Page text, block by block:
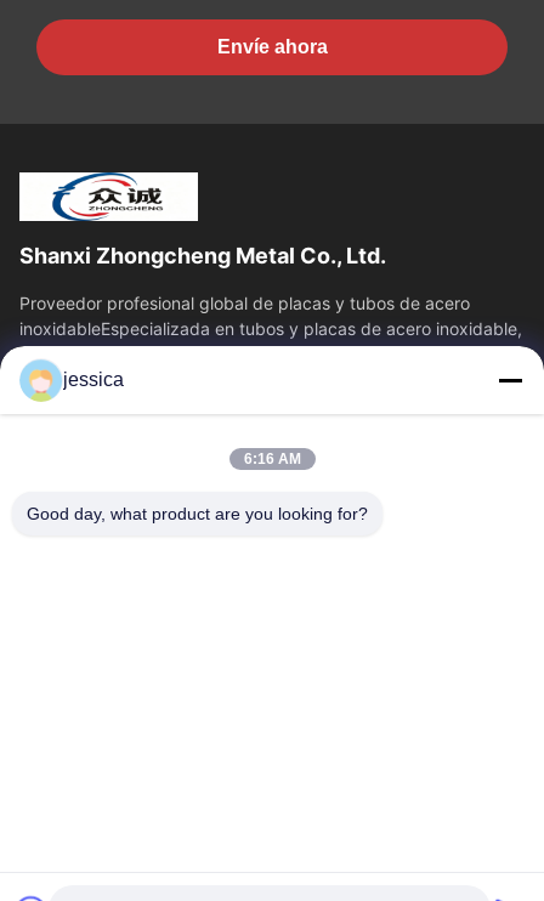
Envíe ahora
Shanxi Zhongcheng Metal Co., Ltd.
Proveedor profesional global de placas y tubos de acero
inoxidableEspecializada en tubos y placas de acero inoxidable,
brinda una solución de...
Vínculos Rápidos
Visita A La Fábrica
Control De Calidad
Contacto
jessica
6:16 AM
Good day, what product are you looking for?